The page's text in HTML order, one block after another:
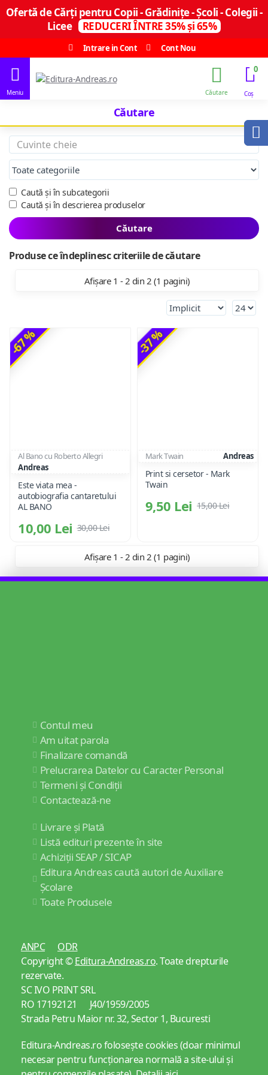
Ofertă de Cărți pentru Copii - Grădinițe - Școli - Colegii -
Licee
REDUCERI ÎNTRE 35% și 65%
Intrare in Cont
Cont Nou
0
Căutare
Caută și în subcategorii
Caută și în descrierea produselor
Căutare
Produse ce îndeplinesc criteriile de căutare
Afișare 1 - 2 din 2 (1 pagini)
-67 %
Al Bano cu Roberto Allegri
Andreas
Este viata mea -
autobiografia cantaretului
AL BANO
10,00 Lei 30,00 Lei
-37 %
Mark Twain Andreas
Print si cersetor - Mark
Twain
9,50 Lei 15,00 Lei
Afișare 1 - 2 din 2 (1 pagini)
Contul meu
Am uitat parola
Finalizare comandă
Prelucrarea Datelor cu Caracter Personal
Termeni și Condiții
Contactează-ne
Livrare și Plată
Listă edituri prezente în site
Achiziții SEAP / SICAP
Editura Andreas caută autori de Auxiliare
Școlare
Toate Produsele
ANPC
ODR
Copyright ©Editura-Andreas.ro. Toate drepturile
rezervate.
SC IVO PRINT SRL
RO 17192121 J40/1959/2005
Strada Petru Maior nr. 32, Sector 1, Bucuresti
Editura-Andreas.ro folosește cookies (doar minimul
necesar pentru funcționarea normală a site-ului și